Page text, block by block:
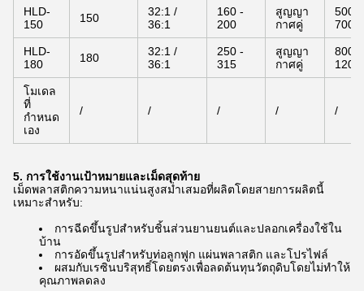
HLD-
150
150
32:1 /
36:1
160 -
200
สูญญา
กาศคู่
500 -
700
HLD-
180
180
32:1 /
36:1
250 -
315
สูญญา
กาศคู่
800 -
1200
โมเดล
ที่
กำหนด
เอง
/ / / / /
5. การใช้งานเป้าหมายและเม็ดสุดท้าย
เม็ดพลาสติกความหนาแน่นสูงสม่ำเสมอที่ผลิตโดยสายการผลิตนี้
เหมาะสำหรับ:
การฉีดขึ้นรูปสำหรับชิ้นส่วนยานยนต์และปลอกเครื่องใช้ใน
บ้าน
การอัดขึ้นรูปสำหรับท่อลูกฟูก แผ่นพลาสติก และโปรไฟล์
ผสมกับเรซินบริสุทธิ์โดยตรงเพื่อลดต้นทุนวัตถุดิบโดยไม่ทำให้
คุณภาพลดลง